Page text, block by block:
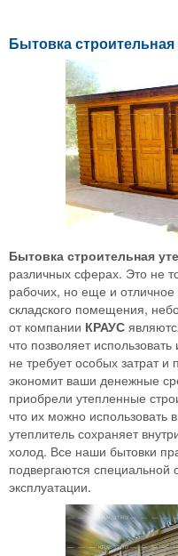
Бытовка
Бытовка строительная
различных сферах. Это не
рабочих, но еще и
складского помещения,
от компании КРАУС
что позволяет
не требует особых затрат и
экономит ваши денежные
приобрели утепленные
что их можно
утеплитель сохраняет
холод. Все наши бытовки
подвергаются специальной
эксплуатации.